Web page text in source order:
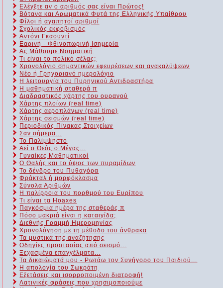
Ελέγξτε αν ο αριθμός σας είναι Πρώτος!
Βότανα και Αρωματικά Φυτά της Ελληνικής Υπαίθρου
Φίλοι ή αγαπητοί αριθμοί
Σχολικός εκφοβισμός
Αντόνι Γκαουντί
Εαρινή - Φθινοπωρινή Ισημερία
Ας Μάθουμε Νοηματική
Τι είναι το πολικό σέλας;
Χρονολόγιο σημαντικών εφευρέσεων και ανακαλύψεων
Νέο ή Γρηγοριανό ημερολόγιο
Η λειτουργία του Πυρηνικού Αντιδραστήρα
Η μαθηματική σταθερά π
Διαδραστικός χάρτης του ουρανού
Χάρτης πλοίων (real time)
Χάρτης αεροπλάνων (real time)
Χάρτης σεισμών (real time)
Περιοδικός Πίνακας Στοιχείων
Σαν σήμερα...
Το Παλίμψηστο
Αεί ο Θεός ο Μέγας...
Γυναίκες Μαθηματικοί
Ο Θαλής και το ύψος των πυραμίδων
Το δένδρο του Πυθαγόρα
Φράκταλ ή μορφόκλασμα
Σύνολα Αριθμών
Η παλίρροια του πορθμού του Ευρίπου
Τι είναι τα Hoaxes
Παγκόσμια ημέρα της σταθεράς π
Πόσο μακριά είναι η καταιγίδα;
Διεθνής Γραμμή Ημερομηνίας
Χρονολόγηση με τη μέθοδο του άνθρακα
Τα μυστικά της αναζήτησης
Οδηγίες προστασίας από σεισμό...
Ξεχασμένα επαγγέλματα...
Τα δικαιώματά μου - Ρωτάω τον Συνήγορο του Παιδιού...
Η απολογία του Σωκράτη
Εξετάσεις και ισορροποιμένη διατροφή!
Λατινικές φράσεις που χρησιμοποιούμε